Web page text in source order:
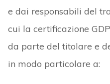
e dai responsabili del
cui la certificazione
da parte del titolare e
in modo particolare a: